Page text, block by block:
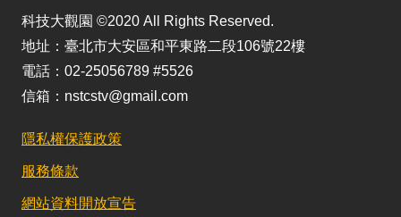
科技大觀園 ©2020 All Rights Reserved.
地址：臺北市大安區和平東路二段106號22樓
電話：02-25056789 #5526
信箱：nstcstv@gmail.com
隱私權保護政策
服務條款
網站資料開放宣告